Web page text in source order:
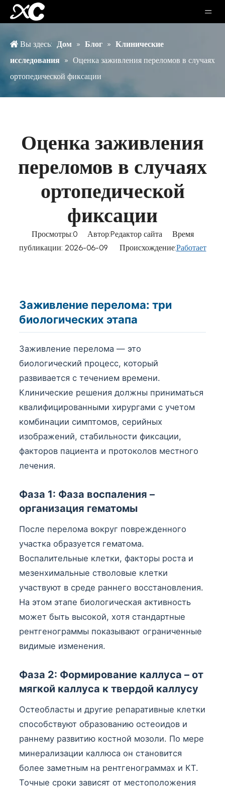
Вы здесь: Дом » Блог » Клинические
исследования » Оценка заживления переломов в случаях
ортопедической фиксации
Оценка заживления
переломов в случаях
ортопедической
фиксации
Просмотры:0Автор:Pедактор сайта Время
публикации: 2026-06-09 Происхождение:Работает
Заживление перелома: три
биологических этапа
Заживление перелома — это
биологический процесс, который
развивается с течением времени.
Клинические решения должны приниматься
квалифицированными хирургами с учетом
комбинации симптомов, серийных
изображений, стабильности фиксации,
факторов пациента и протоколов местного
лечения.
Фаза 1: Фаза воспаления –
организация гематомы
После перелома вокруг поврежденного
участка образуется гематома.
Воспалительные клетки, факторы роста и
мезенхимальные стволовые клетки
участвуют в среде раннего восстановления.
На этом этапе биологическая активность
может быть высокой, хотя стандартные
рентгенограммы показывают ограниченные
видимые изменения.
Фаза 2: Формирование каллуса – от
мягкой каллуса к твердой каллусу
Остеобласты и другие репаративные клетки
способствуют образованию остеоидов и
раннему развитию костной мозоли. По мере
минерализации каллюса он становится
более заметным на рентгенограммах и КТ.
Точные сроки зависят от местоположения